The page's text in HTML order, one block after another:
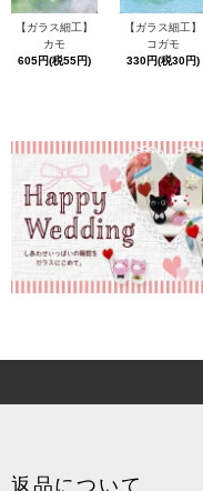
【ガラス細工】
カモ
605円(税55円)
【ガラス細工】
コガモ
330円(税30円)
返品について